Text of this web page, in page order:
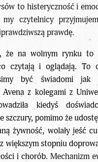
to histeryczność i
czytelnicy
prawdę.
że na wolnym rynku to
czytają i oglądają. To
być świadomi jak
z kolegami z
kiedyś
szczury, pomimo że
żywność, wolały jeść
większym stopniu
i chorób. Mechanizm